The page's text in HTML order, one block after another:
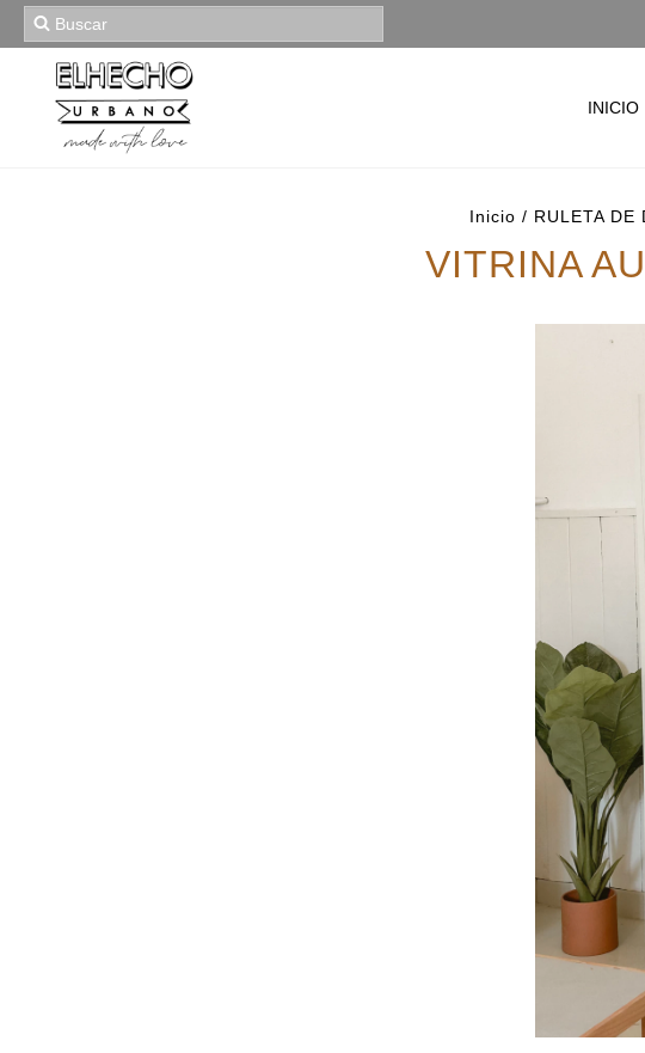
INICIO
Inicio / RULETA DE
VITRINA